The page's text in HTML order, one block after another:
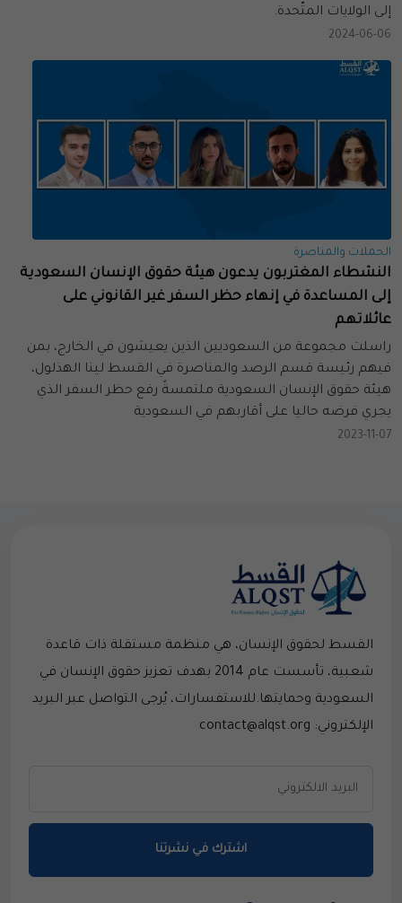
إلى الولايات المتّحدة.
2024-06-06
الحملات والمناصرة
النشطاء المغتربون يدعون هيئة حقوق الإنسان السعودية
إلى المساعدة في إنهاء حظر السفر غير القانوني على
عائلاتهم
راسلت مجموعة من السعوديين الذين يعيشون في الخارج، بمن
فيهم رئيسة قسم الرصد والمناصرة في القسط لينا الهذلول،
هيئة حقوق الإنسان السعودية ملتمسةً رفع حظر السفر الذي
يجري فرضه حاليا على أقاربهم في السعودية
2023-11-07
القسط لحقوق الإنسان، هي منظمة مستقلة ذات قاعدة
شعبية، تأسست عام 2014 بهدف تعزيز حقوق الإنسان في
السعودية وحمايتها.للاستفسارات، يُرجى التواصل عبر البريد
الإلكتروني: contact@alqst.org
اشترك في نشرتنا